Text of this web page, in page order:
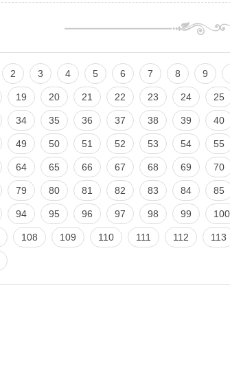
2 3 4 5 6 7 8 9
19 20 21 22 23 24 25
34 35 36 37 38 39 40
49 50 51 52 53 54 55
64 65 66 67 68 69 70
79 80 81 82 83 84 85
94 95 96 97 98 99 100
108 109 110 111 112 113